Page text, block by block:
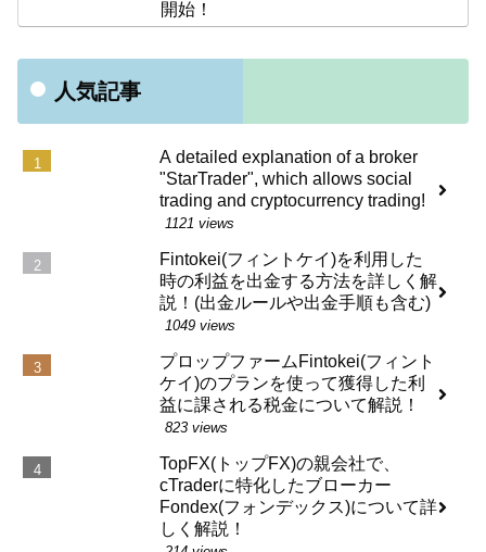
開始！
人気記事
A detailed explanation of a broker
"StarTrader", which allows social
trading and cryptocurrency trading!
1121 views
Fintokei(フィントケイ)を利用した
時の利益を出金する方法を詳しく解
説！(出金ルールや出金手順も含む)
1049 views
プロップファームFintokei(フィント
ケイ)のプランを使って獲得した利
益に課される税金について解説！
823 views
TopFX(トップFX)の親会社で、
cTraderに特化したブローカー
Fondex(フォンデックス)について詳
しく解説！